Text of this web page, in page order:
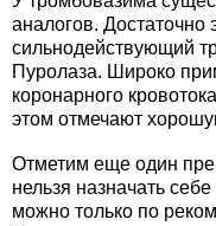
аналогов.
сильнодействующий
Пуролаза. Широко
коронарного
этом отмечают
Отметим еще один
нельзя назначать
можно только по